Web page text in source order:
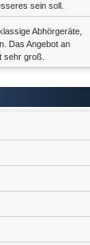
sein soll.
Abhörgeräte,
Das Angebot an
sehr groß.